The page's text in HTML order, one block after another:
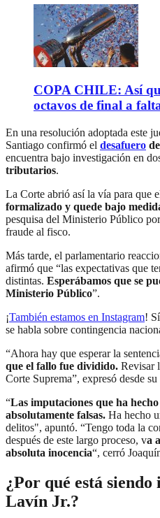
COPA CHILE: Así
octavos de final a
En una resolución adoptada este
Santiago confirmó el desafuero
encuentra bajo investigación en
tributarios.
La Corte abrió así la vía para que
formalizado y quede bajo
pesquisa del Ministerio Público
fraude al fisco.
Más tarde, el parlamentario
afirmó que “las expectativas que
distintas. Esperábamos que se
Ministerio Público”.
¡También estamos en Instagram!
se habla sobre contingencia
“Ahora hay que esperar la
que el fallo fue dividido. Revisar
Corte Suprema”, expresó desde
“Las imputaciones que ha
absolutamente falsas. Ha hecho
delitos", apuntó. “Tengo toda la
después de este largo proceso, va
absoluta inocencia“, cerró
¿Por qué está
Lavín Jr.?